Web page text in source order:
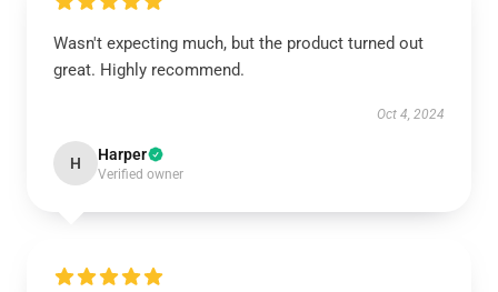
Wasn't expecting much, but the product turned out
great. Highly recommend.
Oct 4, 2024
H Harper
Verified owner